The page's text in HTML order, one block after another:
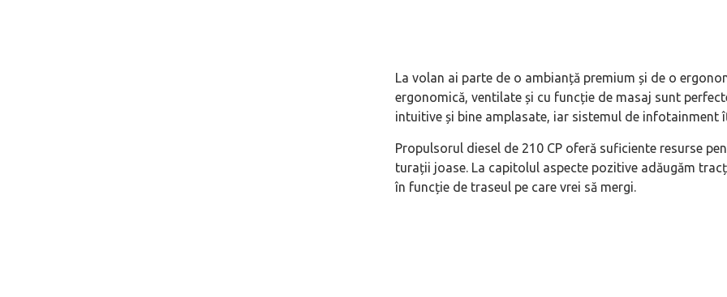
La volan ai parte de o ambianță premium și de o
ergonomică, ventilate și cu funcție de masaj sunt
intuitive și bine amplasate, iar sistemul de
Propulsorul diesel de 210 CP oferă suficiente resurse
turații joase. La capitolul aspecte pozitive adăugăm
în funcție de traseul pe care vrei să mergi.